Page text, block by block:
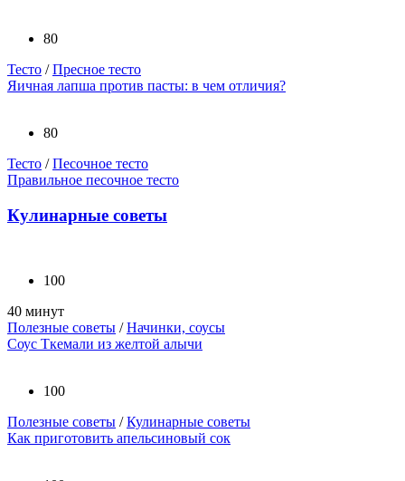
80
Тесто /Пресное тесто
Яичная лапша против пасты: в чем отличия?
80
Тесто /Песочное тесто
Правильное песочное тесто
Кулинарные советы
100
40 минут
Полезные советы /Начинки, соусы
Соус Ткемали из желтой алычи
100
Полезные советы /Кулинарные советы
Как приготовить апельсиновый сок